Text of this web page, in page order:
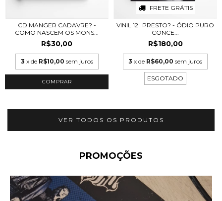
CD MANGER CADAVRE? -
COMO NASCEM OS MONS...
R$30,00
3 x de R$10,00 sem juros
FRETE GRÁTIS
VINIL 12" PRESTO? - ÓDIO PURO
CONCE...
R$180,00
3 x de R$60,00 sem juros
ESGOTADO
VER TODOS OS PRODUTOS
PROMOÇÕES